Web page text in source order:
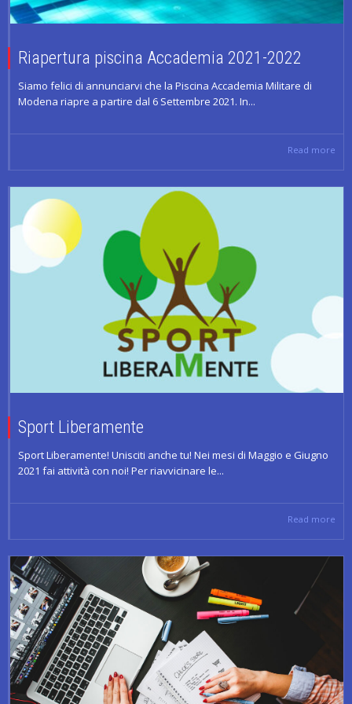
Riapertura piscina Accademia 2021-2022
Siamo felici di annunciarvi che la Piscina Accademia Militare di
Modena riapre a partire dal 6 Settembre 2021. In...
Read more
Sport Liberamente
Sport Liberamente! Unisciti anche tu! Nei mesi di Maggio e Giugno
2021 fai attività con noi! Per riavvicinare le...
Read more